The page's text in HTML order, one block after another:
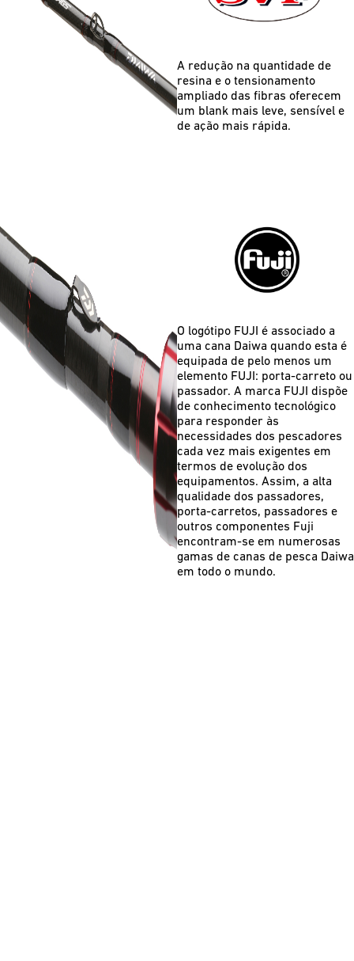
A redução na quantidade de
resina e o tensionamento
ampliado das fibras oferecem
um blank mais leve, sensível e
de ação mais rápida.
O logótipo FUJI é associado a
uma cana Daiwa quando esta é
equipada de pelo menos um
elemento FUJI: porta-carreto ou
passador. A marca FUJI dispõe
de conhecimento tecnológico
para responder às
necessidades dos pescadores
cada vez mais exigentes em
termos de evolução dos
equipamentos. Assim, a alta
qualidade dos passadores,
porta-carretos, passadores e
outros componentes Fuji
encontram-se em numerosas
gamas de canas de pesca Daiwa
em todo o mundo.